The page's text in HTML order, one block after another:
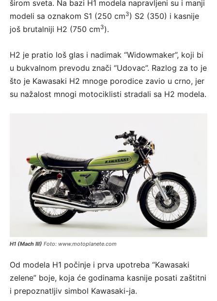
širom sveta. Na bazi H1 modela napravljeni su i manji
modeli sa oznakom S1 (250 cm3) S2 (350) i kasnije
još brutalniji H2 (750 cm3).
H2 je pratio loš glas i nadimak “Widowmaker”, koji bi
u bukvalnom prevodu znači “Udovac”. Razlog za to je
što je Kawasaki H2 mnoge porodice zavio u crno, jer
su nažalost mnogi motociklisti stradali sa H2 modela.
H1 (Mach III) Foto: www.motoplanete.com
Od modela H1 počinje i prva upotreba “Kawasaki
zelene” boje, koja će godinama kasnije posati zaštitni
i prepoznatljiv simbol Kawasaki-ja.